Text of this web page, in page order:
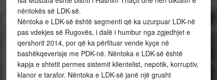
nëntokës së LDK-së.
Nëntoka e LDK-së është segmenti që ka uzurpuar LDK-në
pas vdekjes së Rugovës, i dalë i humbur nga zgjedhjet e
qershorit 2014, por që ka përfituar vende kyçe në
bashëkqeverisje me PDK-në. Nëntoka e LDK-së është
kapja e shtetit permes sistemit klientelist, nepotik, korruptiv,
klanor e tarafor. Nëntoka e LDK-së janë një grusht